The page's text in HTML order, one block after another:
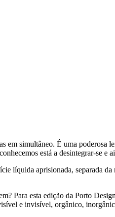
simultâneo. É uma poderosa
está a desintegrar-se e
líquida aprisionada, separada
Para esta edição da Porto
e invisível, orgânico,